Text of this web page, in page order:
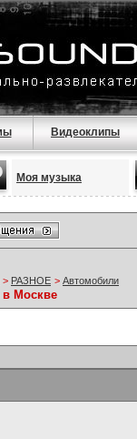
Видеоклипы
Моя музыка
> РАЗНОЕ > Автомобили
в Москве